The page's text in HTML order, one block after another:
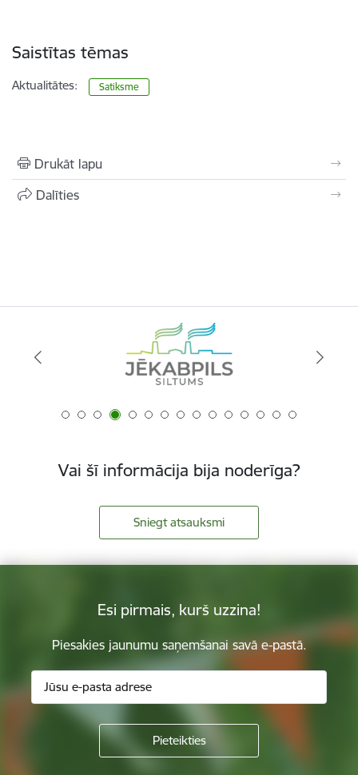
Saistītas tēmas
Aktualitātes: Satiksme
Drukāt lapu
Dalīties
Vai šī informācija bija noderīga?
Sniegt atsauksmi
Esi pirmais, kurš uzzina!
Piesakies jaunumu saņemšanai savā e-pastā.